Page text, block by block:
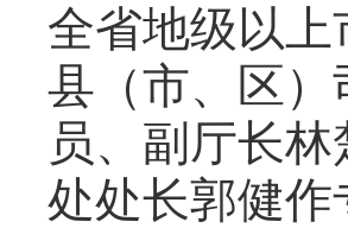
全省地级以
县（市、区
员、副厅长
处处长郭健作